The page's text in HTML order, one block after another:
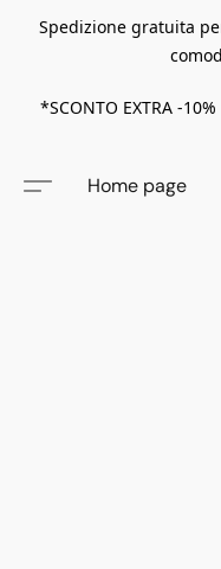
Spedizione gratuita
*SCONTO EXTRA -
Home page